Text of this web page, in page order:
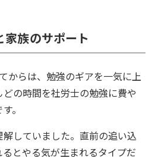
家族のサポート
からは、勉強のギアを一気に上
の時間を社労士の勉強に費や
。
していました。直前の追い込
とやる気が生まれるタイプだ